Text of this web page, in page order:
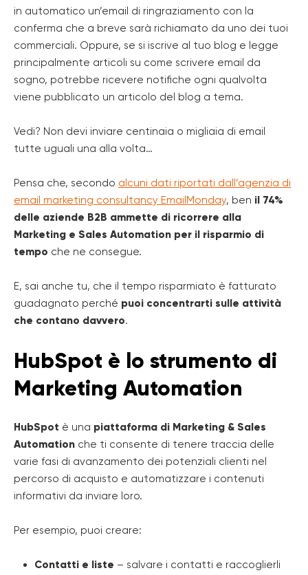
in automatico un’email di ringraziamento con la
conferma che a breve sarà richiamato da uno dei tuoi
commerciali. Oppure, se si iscrive al tuo blog e legge
principalmente articoli su come scrivere email da
sogno, potrebbe ricevere notifiche ogni qualvolta
viene pubblicato un articolo del blog a tema.
Vedi? Non devi inviare centinaia o migliaia di email
tutte uguali una alla volta…
Pensa che, secondo alcuni dati riportati dall’agenzia di
email marketing consultancy EmailMonday, ben il 74%
delle aziende B2B ammette di ricorrere alla
Marketing e Sales Automation per il risparmio di
tempo che ne consegue.
E, sai anche tu, che il tempo risparmiato è fatturato
guadagnato perché puoi concentrarti sulle attività
che contano davvero.
HubSpot è lo strumento di
Marketing Automation
HubSpot è una piattaforma di Marketing & Sales
Automation che ti consente di tenere traccia delle
varie fasi di avanzamento dei potenziali clienti nel
percorso di acquisto e automatizzare i contenuti
informativi da inviare loro.
Per esempio, puoi creare:
Contatti e liste – salvare i contatti e raccoglierli